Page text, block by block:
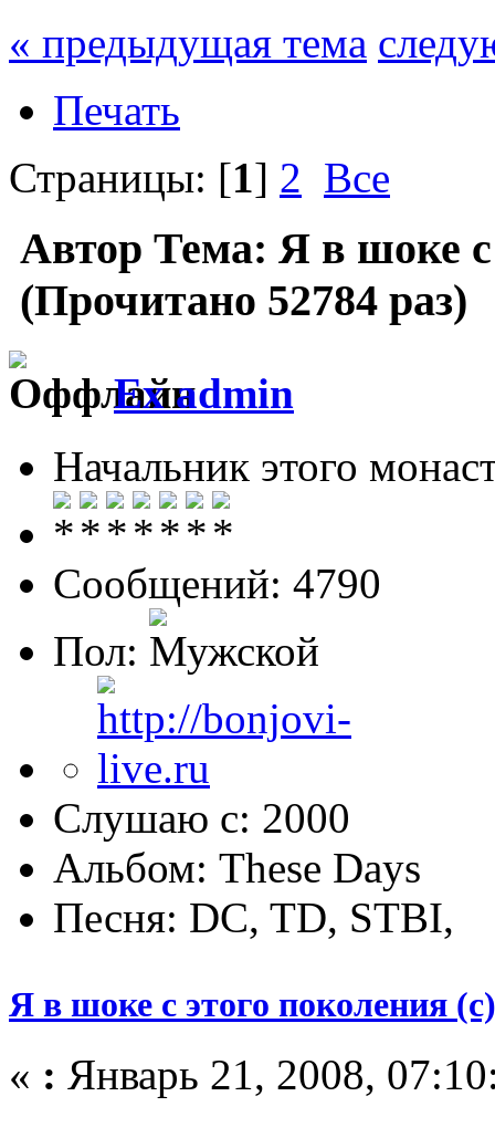
« предыдущая тема
Печать
Страницы: [1] 2 Все
Автор Тема: Я в шоке с
(Прочитано 52784 раз)
Ex admin
Начальник этого
Сообщений: 4790
Пол:
Слушаю с: 2000
Альбом: These Days
Песня: DC, TD, STBI,
Я в шоке с этого поколения
« : Январь 21, 2008,